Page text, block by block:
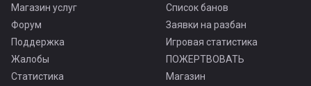
Магазин услуг
Форум
Поддержка
Жалобы
Статистика
Список банов
Заявки на разбан
Игровая статистика
ПОЖЕРТВОВАТЬ
Магазин